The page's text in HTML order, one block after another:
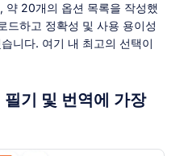
, 약 20개의 옵션 목록을 작성했
드하고 정확성 및 사용 용이성
니다. 여기 내 최고의 선택이
기 및 번역에 가장